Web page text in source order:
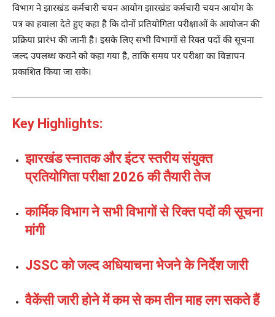
विभाग ने झारखंड कर्मचारी चयन आयोगझारखंड कर्मचारी चयन आयोगके
पत्र का हवाला देते हुए कहा है कि दोनों प्रतियोगिता परीक्षाओं के आयोजन की
प्रक्रिया प्रारंभ की जानी है। इसके लिए सभी विभागों से रिक्त पदों की सूचना
जल्द उपलब्ध कराने को कहा गया है, ताकि समय पर परीक्षा का विज्ञापन
प्रकाशित किया जा सके।
Key Highlights:
झारखंड स्नातक और इंटर स्तरीय संयुक्त
प्रतियोगिता परीक्षा 2026 की तैयारी तेज
कार्मिक विभाग ने सभी विभागों से रिक्त पदों की सूचना
मांगी
JSSC को जल्द अधियाचना भेजने के निर्देश जारी
वैकेंसी जारी होने में कम से कम तीन माह लग सकते हैं